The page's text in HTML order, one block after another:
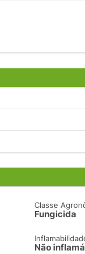
Classe
Fungicida
Não